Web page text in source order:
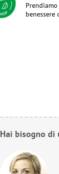
Hai bisogno di